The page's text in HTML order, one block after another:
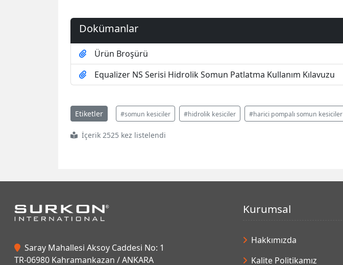
Dokümanlar
Ürün Broşürü
Equalizer NS Serisi Hidrolik Somun Patlatma Kullanım Kılavuzu
Etiketler #somun kesiciler #hidrolik kesiciler #harici pompalı somun kesiciler
İçerik 2525 kez listelendi
Saray Mahallesi Aksoy Caddesi No: 1
TR-06980 Kahramankazan / ANKARA
Kurumsal
Hakkımızda
Kalite Politikamız